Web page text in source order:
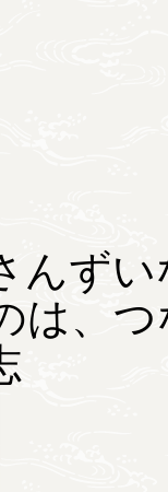
んず
は、